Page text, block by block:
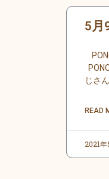
5月
じさ
READ
2021